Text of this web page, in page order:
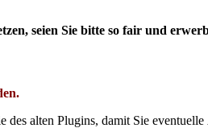
seien Sie bitte so fair und
alten Plugins, damit Sie